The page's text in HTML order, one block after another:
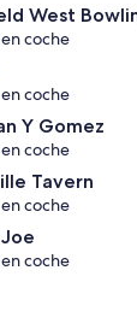
West
coche
coche
Y Gomez
coche
Tavern
coche
coche